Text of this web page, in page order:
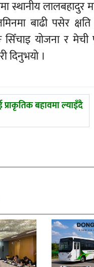
स्थानीय लालबहादुर
बाढी पसेर
सिँचाइ योजना र मेची
दिनुभयो ।
बहावमा ल्याइँदै